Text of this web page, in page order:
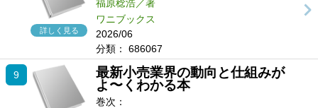
詳しく見る
福原稔浩／著
ワニブックス
2026/06
分類：
686067
9
最新小売業界の動向と仕組みが
よ〜くわかる本
巻次：